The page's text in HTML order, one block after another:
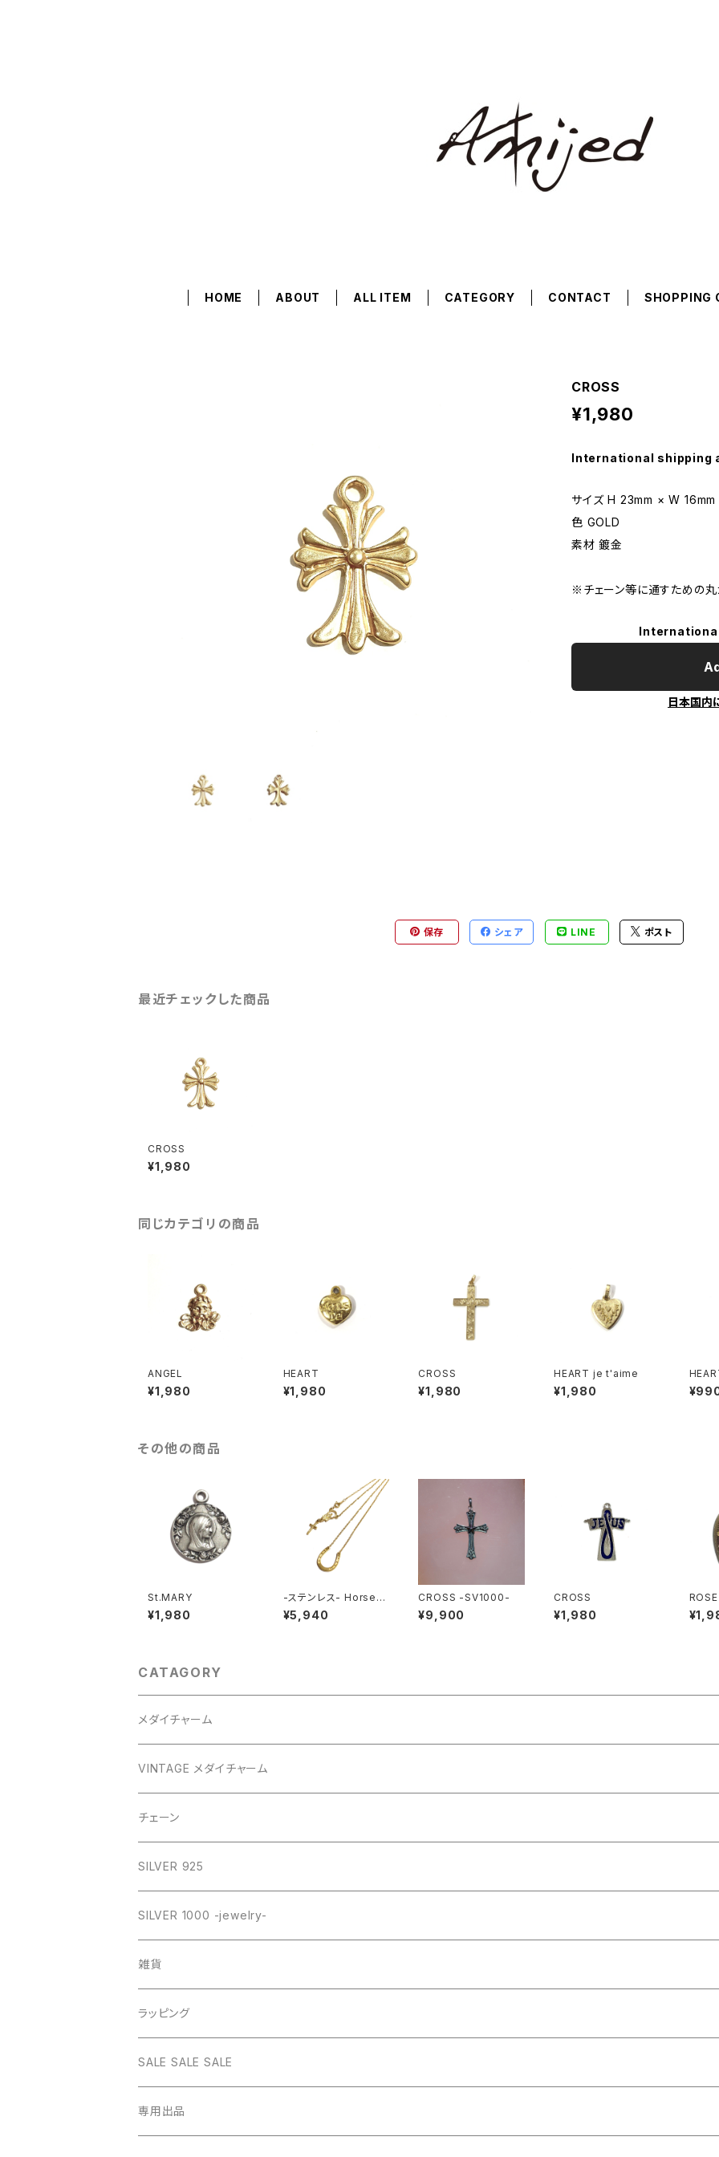
HOME ABOUT ALL ITEM CATEGORY CONTACT SHOPPING
CROSS
¥1,980
International shipping
サイズ H 23mm × W 16mm
色 GOLD
素材 鍍金
※チェーン等に通すための
日本国内
保存 シェア LINE ポスト
最近チェックした商品
CROSS
¥1,980
同じカテゴリの商品
ANGEL
¥1,980
HEART
¥1,980
CROSS
¥1,980
HEART je t'aime
¥1,980
その他の商品
St.MARY
¥1,980
-ステンレス- Horsesh
oe Necklace GOLD
¥5,940
CROSS -SV1000-
¥9,900
CROSS
¥1,980
ROSE
CATAGORY
メダイチャーム
GOLD
GOLD
SILVER
PICTURE
RED
SILVER
GOLD
SILVER
PICTURE
VINTAGE
STAINLESS
VINTAGE メダイチャーム
CROSS
HEART
RING
チェーン
ネックレス
ネックレス SILVER925
ネックレス GOLD
SILVER 925
RING collection
daily
star
BANGLE
CHOKER
EARRING
SILVER 1000 -jewelry-
オリジナルチャーム
チェーン
雑貨
インテリア
MEXICAN CROSS
オリジナルポーチ
Pouch S
ナップサック
ラッピング
ネックレスギフトBOX
ラッピング
SALE SALE SALE
専用出品